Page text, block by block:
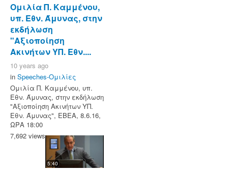
Ομιλία Π. Καμμένου,
υπ. Εθν. Άμυνας, στην
εκδήλωση
"Αξιοποίηση
Ακινήτων ΥΠ. Εθν....
10 years ago
in Speeches-Ομιλίες
Ομιλία Π. Καμμένου, υπ.
Εθν. Άμυνας, στην εκδήλωση
"Αξιοποίηση Ακινήτων ΥΠ.
Εθν. Άμυνας", ΕΒΕΑ, 8.6.16,
ΩΡΑ 18:00
7,692 views
5:40